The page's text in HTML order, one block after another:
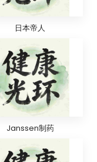
日本帝人
Janssen制药